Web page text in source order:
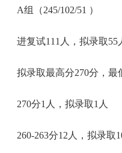
A组（245/102/51 ）
进复试111人，拟录取55
拟录取最高分270分，最
270分1人，拟录取1人
260-263分12人，拟录取